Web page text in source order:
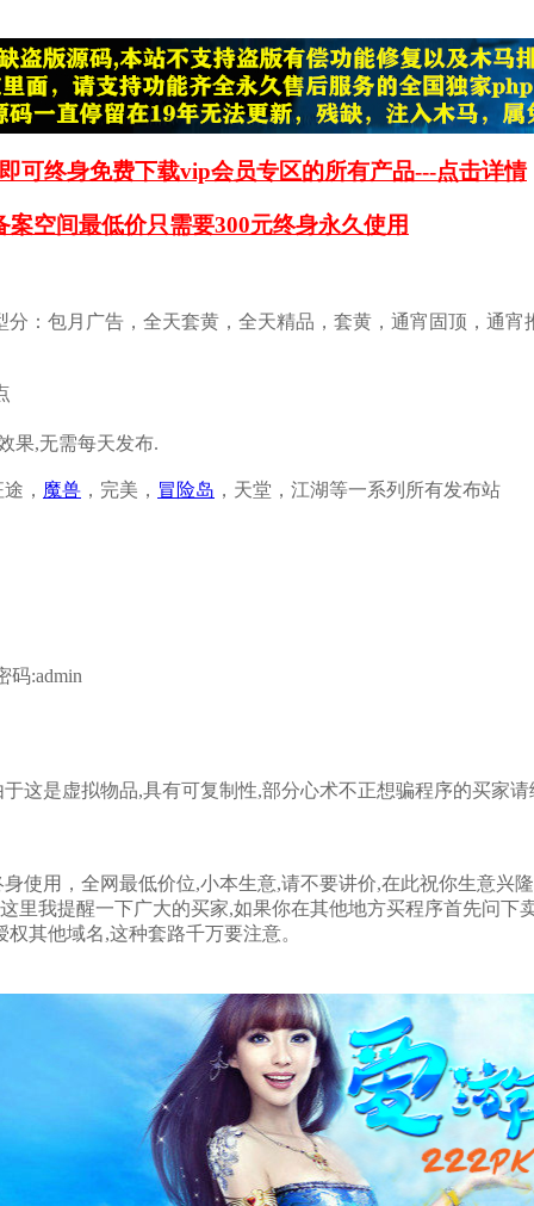
可终身免费下载vip会员专区的所有产品---点击详情
案空间最低价只需要300元终身永久使用
分：包月广告，全天套黄，全天精品，套黄，通宵固顶，通宵
果,无需每天发布.
， 魔兽 ，完美， 冒险岛 ，天堂，江湖等一系列所有发布站
码:admin
这是虚拟物品,具有可复制性,部分心术不正想骗程序的买家
使用，全网最低价位,小本生意,请不要讲价,在此祝你生意兴
里我提醒一下广大的买家,如果你在其他地方买程序首先问
其他域名,这种套路千万要注意。